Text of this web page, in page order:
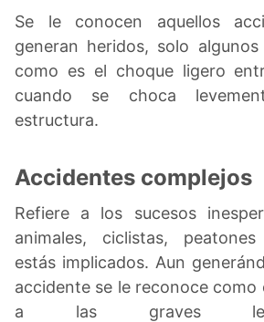
Se le conocen aquellos
generan heridos, solo
como es el choque ligero
cuando se choca
estructura.
Accidentes complejos
Refiere a los sucesos
animales, ciclistas,
estás implicados. Aun
accidente se le reconoce como
a las graves